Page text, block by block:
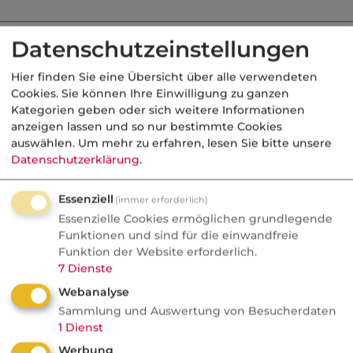
2017 haben Pflegegrad 1, Pflegegrad 2,
und Pflegegrad 5 das bisherige System der
dabei die Einstufung, desto größer sind
ist dabei eine reine
haben keinen Vollversicherungscharakter.
zur Pflegepflichtversicherung (wird
GeldleistungSachleistung
Entlastungsbeitrag
Datenschutzeinstellungen
Hier finden Sie eine Übersicht über alle verwendeten
Cookies. Sie können Ihre Einwilligung zu ganzen
Kategorien geben oder sich weitere Informationen
anzeigen lassen und so nur bestimmte Cookies
auswählen. Um mehr zu erfahren, lesen Sie bitte unsere
Datenschutzerklärung.
Essenziell (immer erforderlich)
Essenzielle Cookies ermöglichen grundlegende
Funktionen und sind für die einwandfreie
Funktion der Website erforderlich.
7 Dienste
Webanalyse
Sammlung und Auswertung von Besucherdaten
1 Dienst